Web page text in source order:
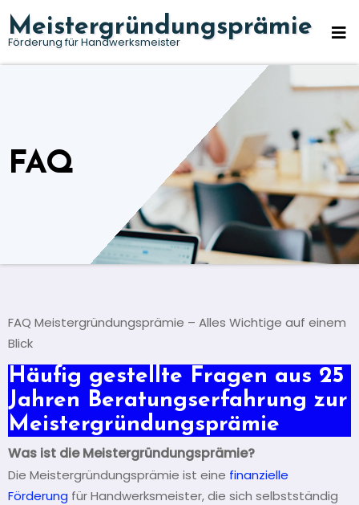
Zum
Inhalt
Meistergründungsprämie
Förderung für Handwerksmeister
FAQ
FAQ Meistergründungsprämie – Alles Wichtige auf einem
Blick
Häufig gestellte Fragen aus 25
Jahren Beratungserfahrung zur
Meistergründungsprämie
Was ist die Meistergründungsprämie?
Die Meistergründungsprämie ist eine finanzielle
Förderung für Handwerksmeister, die sich selbstständig